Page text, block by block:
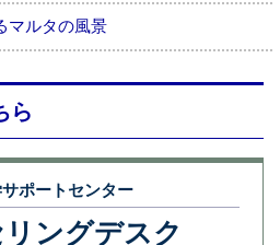
マルタの風景
ら
ポートセンター
ングデスク